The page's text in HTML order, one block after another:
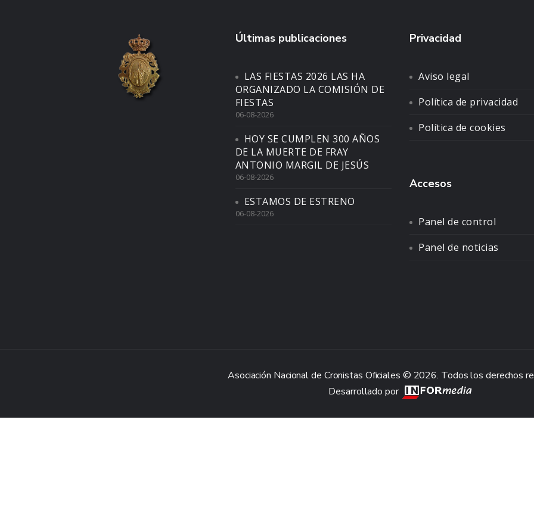
Últimas publicaciones
LAS FIESTAS 2026 LAS HA
ORGANIZADO LA COMISIÓN DE
FIESTAS
06-08-2026
HOY SE CUMPLEN 300 AÑOS
DE LA MUERTE DE FRAY
ANTONIO MARGIL DE JESÚS
06-08-2026
ESTAMOS DE ESTRENO
06-08-2026
Privacidad
Aviso legal
Política de privacidad
Política de cookies
Accesos
Panel de control
Panel de noticias
Asociación Nacional de Cronistas Oficiales © 2026. Todos los derechos
Desarrollado por